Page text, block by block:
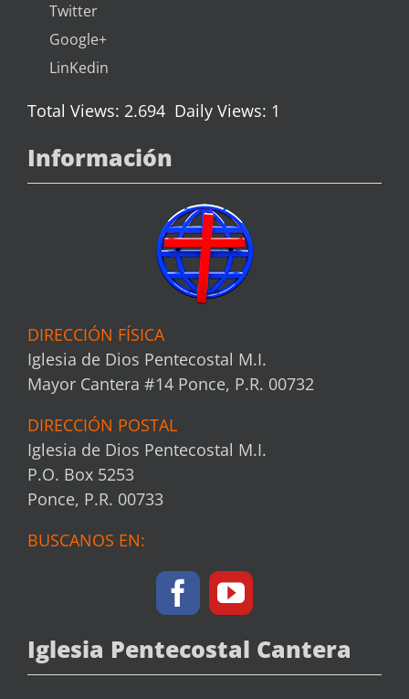
Twitter
Google+
LinKedin
Total Views: 2.694 Daily Views: 1
Información
DIRECCIÓN FÍSICA
Iglesia de Dios Pentecostal M.I.
Mayor Cantera #14 Ponce, P.R. 00732
DIRECCIÓN POSTAL
Iglesia de Dios Pentecostal M.I.
P.O. Box 5253
Ponce, P.R. 00733
BUSCANOS EN:
Iglesia Pentecostal Cantera